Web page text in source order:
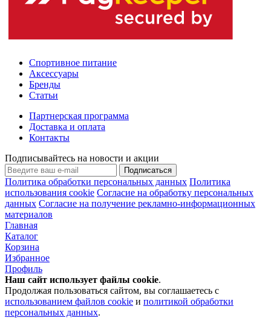
Спортивное питание
Аксессуары
Бренды
Статьи
Партнерская программа
Доставка и оплата
Контакты
Подписывайтесь на новости и акции
Подписаться
Политика обработки персональных данных Политика
использования cookie Согласие на обработку персональных
данных Согласие на получение рекламно-информационных
материалов
Главная
Каталог
Корзина
Избранное
Профиль
Наш сайт использует файлы cookie.
Продолжая пользоваться сайтом, вы соглашаетесь с
использованием файлов cookie и политикой обработки
персональных данных.